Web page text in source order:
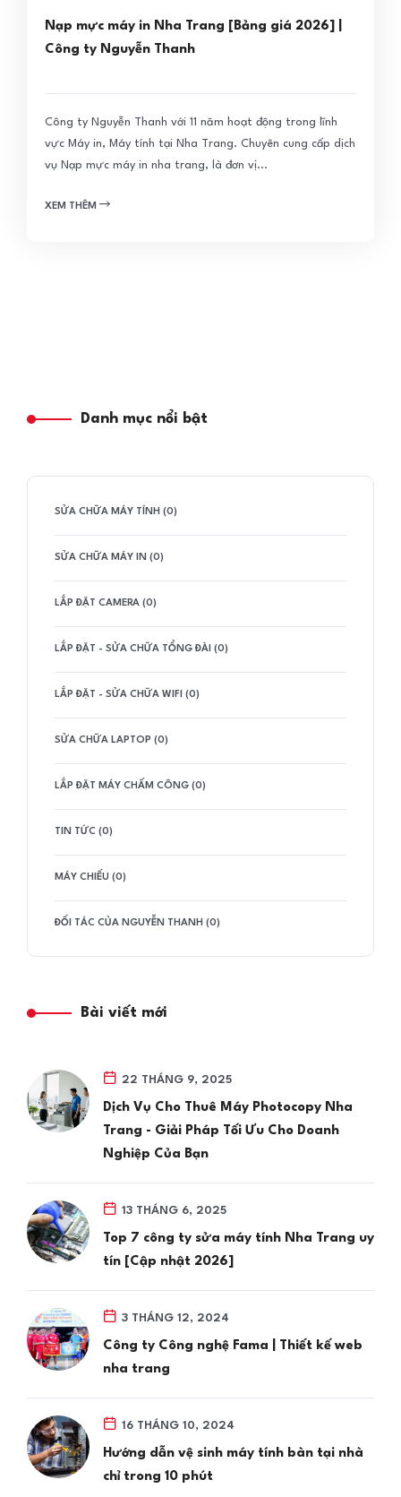
Nạp mực máy in Nha Trang [Bảng giá 2026] |
Công ty Nguyễn Thanh
Công ty Nguyễn Thanh với 11 năm hoạt động trong lĩnh
vực Máy in, Máy tính tại Nha Trang. Chuyên cung cấp dịch
vụ Nạp mực máy in nha trang, là đơn vị...
XEM THÊM
Danh mục nổi bật
SỬA CHỮA MÁY TÍNH (0)
SỬA CHỮA MÁY IN (0)
LẮP ĐẶT CAMERA (0)
LẮP ĐẶT - SỬA CHỮA TỔNG ĐÀI (0)
LẮP ĐẶT - SỬA CHỮA WIFI (0)
SỬA CHỮA LAPTOP (0)
LẮP ĐẶT MÁY CHẤM CÔNG (0)
TIN TỨC (0)
MÁY CHIẾU (0)
ĐỐI TÁC CỦA NGUYỄN THANH (0)
Bài viết mới
22 THÁNG 9, 2025
Dịch Vụ Cho Thuê Máy Photocopy Nha
Trang - Giải Pháp Tối Ưu Cho Doanh
Nghiệp Của Bạn
13 THÁNG 6, 2025
Top 7 công ty sửa máy tính Nha Trang uy
tín [Cập nhật 2026]
3 THÁNG 12, 2024
Công ty Công nghệ Fama | Thiết kế web
nha trang
16 THÁNG 10, 2024
Hướng dẫn vệ sinh máy tính bàn tại nhà
chỉ trong 10 phút